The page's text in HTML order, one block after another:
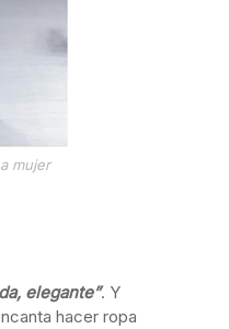
mujer
elegante”. Y
hacer ropa